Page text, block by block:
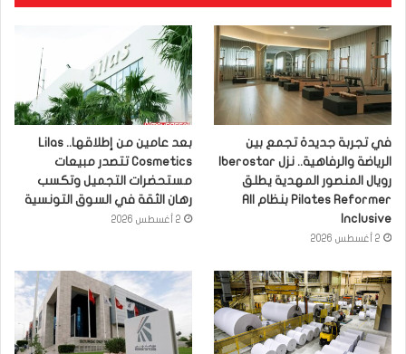
في تجربة جديدة تجمع بين
رويال المنصور المهدية يطلق
Pilates Reformer بنظام All
Inclusive
2 أغسطس 2026
بعد عامين من إطلاقها.. Lilas
Cosmetics تتصدر مبيعات
مستحضرات التجميل وتكسب
رهان الثقة في السوق التونسية
2 أغسطس 2026